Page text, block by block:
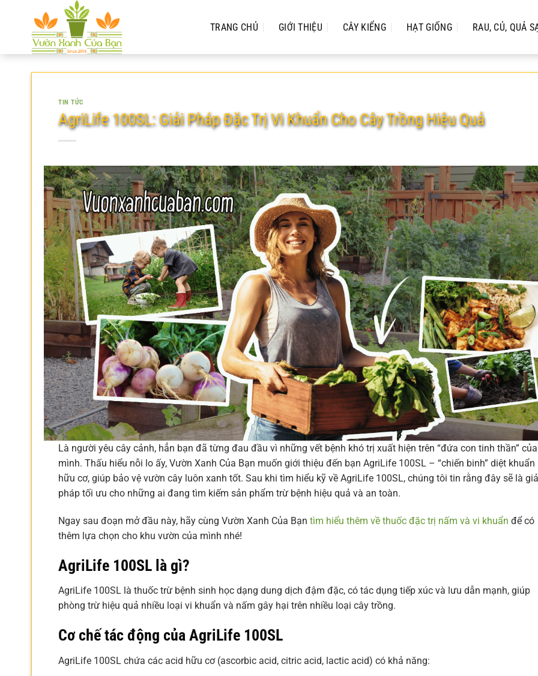
dung
TRANG CHỦ GIỚI THIỆU CÂY KIỂNG HẠT GIỐNG RAU, CỦ, QUẢ
TIN TỨC
AgriLife 100SL: Giải Pháp Đặc Trị Vi Khuẩn Cho Cây Trồng Hiệu Quả
Là người yêu cây cảnh, hẳn bạn đã từng đau đầu vì những vết bệnh khó trị xuất hiện trên “đứa con tinh thần” của
mình. Thấu hiểu nỗi lo ấy, Vườn Xanh Của Bạn muốn giới thiệu đến bạn AgriLife 100SL – “chiến binh” diệt khuẩn
hữu cơ, giúp bảo vệ vườn cây luôn xanh tốt. Sau khi tìm hiểu kỹ về AgriLife 100SL, chúng tôi tin rằng đây sẽ là
pháp tối ưu cho những ai đang tìm kiếm sản phẩm trừ bệnh hiệu quả và an toàn.
Ngay sau đoạn mở đầu này, hãy cùng Vườn Xanh Của Bạn tìm hiểu thêm về thuốc đặc trị nấm và vi khuẩn để có
thêm lựa chọn cho khu vườn của mình nhé!
AgriLife 100SL là gì?
AgriLife 100SL là thuốc trừ bệnh sinh học dạng dung dịch đậm đặc, có tác dụng tiếp xúc và lưu dẫn mạnh, giúp
phòng trừ hiệu quả nhiều loại vi khuẩn và nấm gây hại trên nhiều loại cây trồng.
Cơ chế tác động của AgriLife 100SL
AgriLife 100SL chứa các acid hữu cơ (ascorbic acid, citric acid, lactic acid) có khả năng: